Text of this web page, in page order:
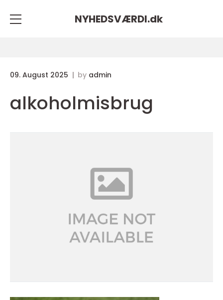
NYHEDSVÆRDI.dk
09. August 2025 by admin
alkoholmisbrug